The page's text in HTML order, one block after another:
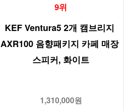
9위
KEF Ventura5 2개 캠브리지
AXR100 음향패키지 카페 매장
스피커, 화이트
1,310,000원